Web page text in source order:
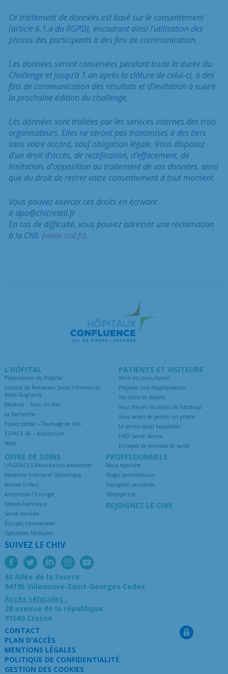
Ce traitement de données est basé sur le consentement
(article 6.1.a du RGPD), encadrant ainsi l’utilisation des
photos des participants à des fins de communication.
Les données seront conservées pendant toute la durée du
Challenge et jusqu’à 1 an après la clôture de celui-ci, à des
fins de communication des résultats et d’invitation à suivre
la prochaine édition du challenge.
Les données sont traitées par les services internes des trois
organisateurs. Elles ne seront pas transmises à des tiers
sans votre accord, sauf obligation légale. Vous disposez
d’un droit d’accès, de rectification, d’effacement, de
limitation, d’opposition au traitement de vos données, ainsi
que du droit de retirer votre consentement à tout moment.
Vous pouvez exercer ces droits en écrivant
à dpo@chicreteil.fr
En cas de difficulté, vous pouvez adresser une réclamation
à la CNIL (www.cnil.fr).
L’HÔPITAL
Présentation de l’hôpital
Institut de Formation Soins Infirmiers et
Aides-Soignants
Mécénat – Faire un don
La Recherche
Espace presse – Tournage de film
ESPACE 40 – Auditorium
Accès
PATIENTS ET VISITEURS
Venir en consultation
Préparer une hospitalisation
Vos droits et devoirs
Vous êtes en situation de handicap
Vous venez de perdre un proche
Le service social hospitalier
HAD Santé Service
Entrepôt de données de santé
OFFRE DE SOINS
URGENCES Réanimation anesthésie
Médecine Interne et Gériatrique
Femme Enfant
Anesthésie-Chirurgie
Médico-Technique
Santé mentale
Équipes transversales
Spécialités Médicales
PROFESSIONNELS
Nous rejoindre
Stages paramédicaux
Transports sanitaires
Téléexpertise
REJOIGNEZ LE CHIV
SUIVEZ LE CHIV
40 Allée de la Source
94195 Villeneuve-Saint-Georges Cedex
Accès véhicules :
28 avenue de la république
91560 Crosne
CONTACT
PLAN D'ACCÈS
MENTIONS LÉGALES
POLITIQUE DE CONFIDENTIALITÉ
GESTION DES COOKIES